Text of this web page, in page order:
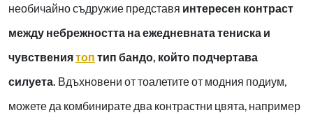
необичайно съдружие представя интересен контраст
между небрежността на ежедневната тениска и
чувствениятоп тип бандо, който подчертава
силуета. Вдъхновени от тоалетите от модния подиум,
можете да комбинирате два контрастни цвята, например